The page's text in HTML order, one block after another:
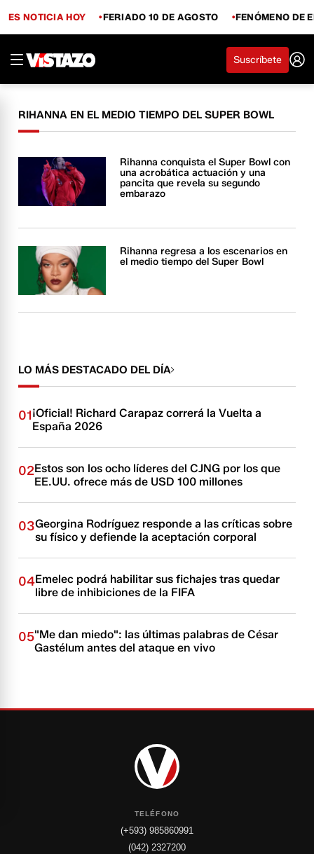
ES NOTICIA HOY FERIADO 10 DE AGOSTO FENÓMENO DE
Suscríbete
RIHANNA EN EL MEDIO TIEMPO DEL SUPER BOWL
Rihanna conquista el Super Bowl con
una acrobática actuación y una
pancita que revela su segundo
embarazo
Rihanna regresa a los escenarios en
el medio tiempo del Super Bowl
LO MÁS DESTACADO DEL DÍA
01¡Oficial! Richard Carapaz correrá la Vuelta a
España 2026
02Estos son los ocho líderes del CJNG por los que
EE.UU. ofrece más de USD 100 millones
03Georgina Rodríguez responde a las críticas sobre
su físico y defiende la aceptación corporal
04Emelec podrá habilitar sus fichajes tras quedar
libre de inhibiciones de la FIFA
05"Me dan miedo": las últimas palabras de César
Gastélum antes del ataque en vivo
TELÉFONO
(+593) 985860991
(042) 2327200